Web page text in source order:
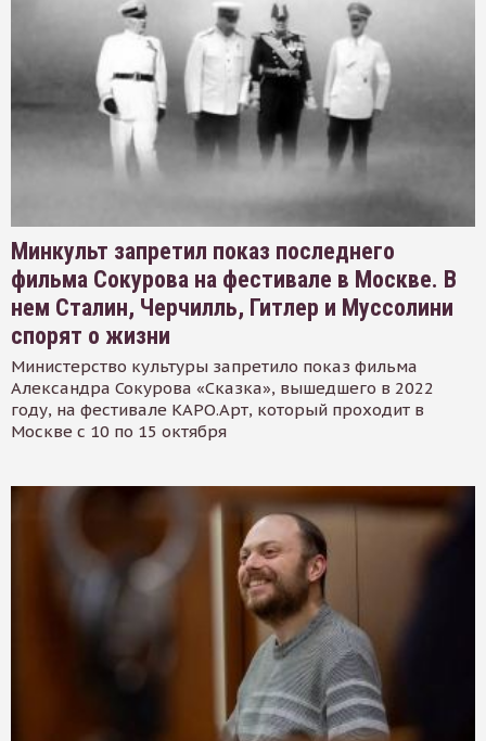
Минкульт запретил показ последнего
фильма Сокурова на фестивале в Москве. В
нем Сталин, Черчилль, Гитлер и Муссолини
спорят о жизни
Министерство культуры запретило показ фильма
Александра Сокурова «Сказка», вышедшего в 2022
году, на фестивале КАРО.Арт, который проходит в
Москве с 10 по 15 октября